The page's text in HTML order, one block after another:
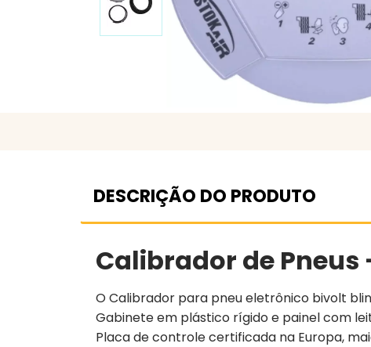
DESCRIÇÃO DO PRODUTO
Calibrador de
O Calibrador para pneu eletrônico bivolt
Gabinete em plástico rígido e painel com
Placa de controle certificada na Europa,